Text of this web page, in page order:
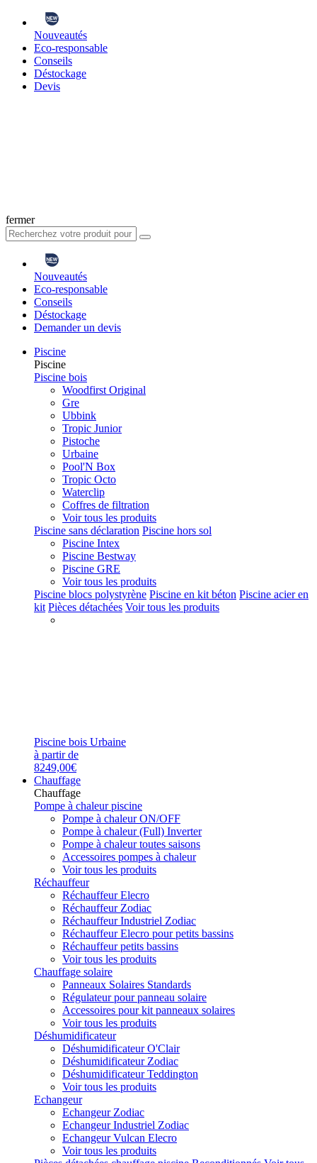
Nouveautés
Eco-responsable
Conseils
Déstockage
Devis
fermer
Nouveautés
Eco-responsable
Conseils
Déstockage
Demander un devis
Piscine
Piscine
Piscine bois
Woodfirst Original
Gre
Ubbink
Tropic Junior
Pistoche
Urbaine
Pool'N Box
Tropic Octo
Waterclip
Coffres de filtration
Voir tous les produits
Piscine sans déclaration Piscine hors sol
Piscine Intex
Piscine Bestway
Piscine GRE
Voir tous les produits
Piscine blocs polystyrène Piscine en kit béton Piscine acier en
kit Pièces détachées Voir tous les produits
Piscine bois Urbaine
à partir de
8249,00€
Chauffage
Chauffage
Pompe à chaleur piscine
Pompe à chaleur ON/OFF
Pompe à chaleur (Full) Inverter
Pompe à chaleur toutes saisons
Accessoires pompes à chaleur
Voir tous les produits
Réchauffeur
Réchauffeur Elecro
Réchauffeur Zodiac
Réchauffeur Industriel Zodiac
Réchauffeur Elecro pour petits bassins
Réchauffeur petits bassins
Voir tous les produits
Chauffage solaire
Panneaux Solaires Standards
Régulateur pour panneau solaire
Accessoires pour kit panneaux solaires
Voir tous les produits
Déshumidificateur
Déshumidificateur O'Clair
Déshumidificateur Zodiac
Déshumidificateur Teddington
Voir tous les produits
Echangeur
Echangeur Zodiac
Echangeur Industriel Zodiac
Echangeur Vulcan Elecro
Voir tous les produits